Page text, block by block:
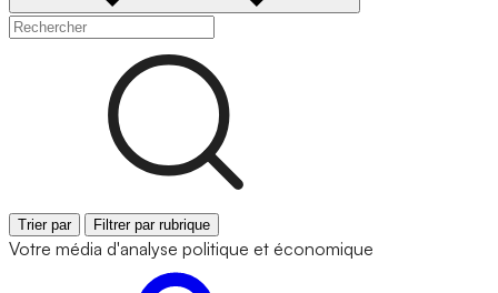
Trier par Filtrer par rubrique
Votre média d'analyse politique et économique